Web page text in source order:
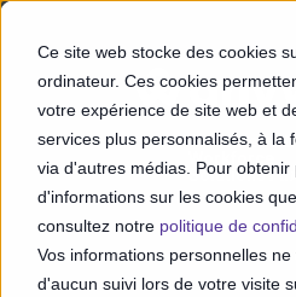
Ce site web stocke des cookies
ordinateur. Ces cookies
votre expérience de site web et
services plus personnalisés, à la
via d'autres médias. Pour obtenir
d'informations sur les cookies
consultez notre politique de
Vos informations personnelles
d'aucun suivi lors de votre visite
Your
Workforce
Solutions